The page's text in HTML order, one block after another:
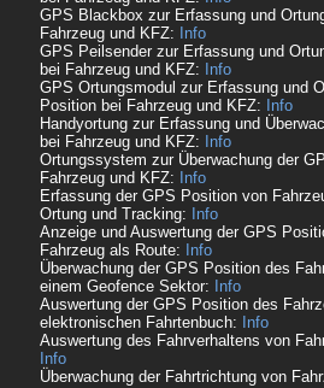
GPS Blackbox zur Erfassung und
Fahrzeug und KFZ:
Info
GPS Peilsender zur Erfassung und
bei Fahrzeug und KFZ:
Info
GPS Ortungsmodul zur Erfassung und
Position bei Fahrzeug und KFZ:
Info
Handyortung zur Erfassung und
bei Fahrzeug und KFZ:
Info
Ortungssystem zur Überwachung der
Fahrzeug und KFZ:
Info
Erfassung der GPS Position von
Ortung und Tracking:
Info
Anzeige und Auswertung der GPS
Fahrzeug als Route:
Info
Überwachung der GPS Position des
einem Geofence Sektor:
Info
Auswertung der GPS Position des
elektronischen Fahrtenbuch:
Info
Auswertung des Fahrverhaltens von
Info
Überwachung der Fahrtrichtung von